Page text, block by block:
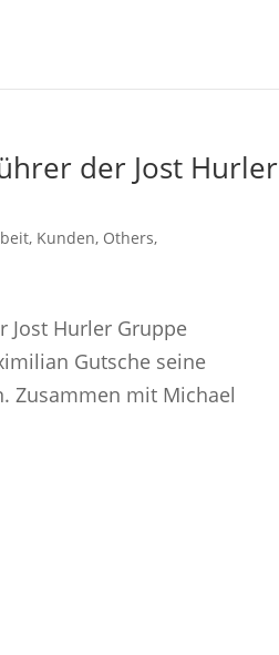
der Jost Hurler
, Kunden, Others,
Jost Hurler Gruppe
Gutsche seine
Zusammen mit Michael